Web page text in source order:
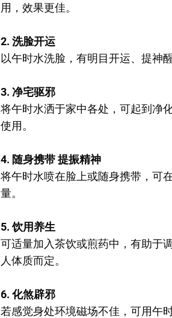
用，效果更佳。
2. 洗脸开运
以午时水洗脸，有明目开运、提神
3. 净宅驱邪
将午时水洒于家中各处，可起到净
使用。
4. 随身携带 提振精神
将午时水喷在脸上或随身携带，可
量。
5. 饮用养生
可适量加入茶饮或煎药中，有助于
人体质而定。
6. 化煞辟邪
若感觉身处环境磁场不佳，可用午